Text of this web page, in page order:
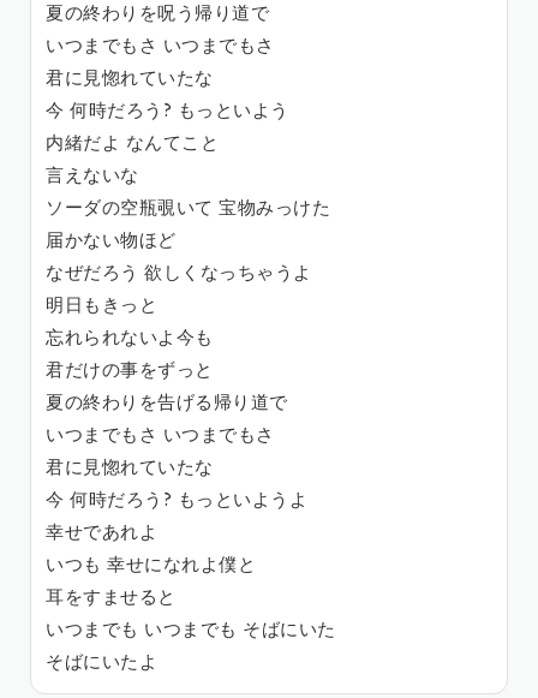
夏の終わりを呪う帰り道で
いつまでもさ いつまでもさ
君に見惚れていたな
今 何時だろう? もっといよう
内緒だよ なんてこと
言えないな
ソーダの空瓶覗いて 宝物みっけた
届かない物ほど
なぜだろう 欲しくなっちゃうよ
明日もきっと
忘れられないよ今も
君だけの事をずっと
夏の終わりを告げる帰り道で
いつまでもさ いつまでもさ
君に見惚れていたな
今 何時だろう? もっといようよ
幸せであれよ
いつも 幸せになれよ僕と
耳をすませると
いつまでも いつまでも そばにいた
そばにいたよ